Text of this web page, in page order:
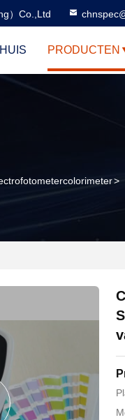
）Co.,Ltd
PRODUCTEN
>